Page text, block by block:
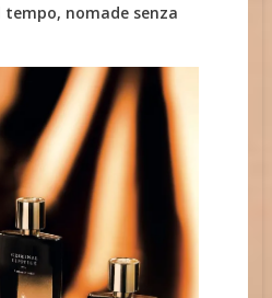
nomade senza